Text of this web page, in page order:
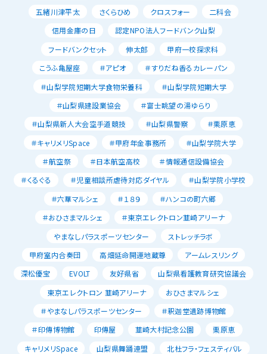
五緒川津平太
さくらひめ クロスフォー
二科会
信用金庫の日
認定NPO法人フードバンク山梨
フードバンクセット
伸太郎
甲府一校探求科
こうふ亀屋座
＃アピオ
＃すりだね香るカレーパン
＃山梨学院短期大学食物栄養科
＃山梨学院短期大学
＃山梨県建設業協会
＃富士眺望の湯ゆらり
＃山梨県新人大会空手道競技
＃山梨県警察
＃栗原恵
＃キャリメリSpace
＃甲府年金事務所
＃山梨学院大学
＃航空祭
＃日本航空高校
＃情報通信設備協会
＃くるぐる
＃児童相談所虐待対応ダイヤル
＃山梨学院小学校
＃六華マルシェ
＃１８９
＃ハンコの町六郷
＃おひさまマルシェ
＃東京エレクトロン韮崎アリーナ
やまなしパラスポーツセンター
ストレッチラボ
甲府室内合奏団
高畑延命開運地蔵尊
アームレスリング
深松優宝
EVOLT 友好県省
山梨県看護教育研究協議会
東京エレクトロン 韮崎アリーナ
おひさまマルシェ
＃やまなしパラスポーツセンター
＃釈迦堂遺跡博物館
＃印傳博物館
印傳屋 韮崎大村記念公園
栗原恵
キャリメリSpace
山梨県舞踊連盟
北杜フラ・フェスティバル